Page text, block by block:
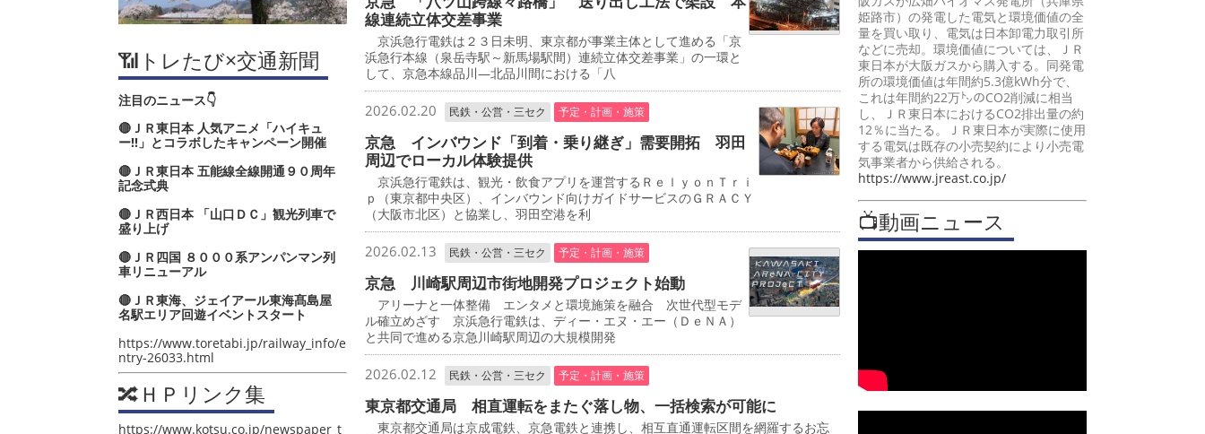
📶トレたび×交通新聞
注目のニュース👇
🔴ＪＲ東日本 人気アニメ「ハイキュ
ー‼」とコラボしたキャンペーン開催
🔴ＪＲ東日本 五能線全線開通９０周年
記念式典
🔴ＪＲ西日本 「山口ＤＣ」観光列車で
盛り上げ
🔴ＪＲ四国 ８０００系アンパンマン列
車リニューアル
🔴ＪＲ東海、ジェイアール東海髙島屋
名駅エリア回遊イベントスタート
https://www.toretabi.jp/railway_info/e
ntry-26033.html
🔀ＨＰリンク集
https://www.kotsu.co.jp/newspaper_t
線連続立体交差事業
京浜急行電鉄は２３日未明、東京都が事業主体として進める「京
浜急行本線（泉岳寺駅～新馬場駅間）連続立体交差事業」の一環と
して、京急本線品川―北品川間における「八
2026.02.20 民鉄・公営・三セク 予定・計画・施策
京急 インバウンド「到着・乗り継ぎ」需要開拓 羽田
周辺でローカル体験提供
京浜急行電鉄は、観光・飲食アプリを運営するＲｅｌｙｏｎＴｒｉ
ｐ（東京都中央区）、インバウンド向けガイドサービスのＧＲＡＣＹ
（大阪市北区）と協業し、羽田空港を利
2026.02.13 民鉄・公営・三セク 予定・計画・施策
京急 川崎駅周辺市街地開発プロジェクト始動
アリーナと一体整備 エンタメと環境施策を融合 次世代型モデ
ル確立めざす 京浜急行電鉄は、ディー・エヌ・エー（ＤｅＮＡ）
と共同で進める京急川崎駅周辺の大規模開発
2026.02.12 民鉄・公営・三セク 予定・計画・施策
東京都交通局 相直運転をまたぐ落し物、一括検索が可能に
東京都交通局は京成電鉄、京急電鉄と連携し、相互直通運転区間を網羅するお忘
姫路市）の発電した電気と環境価値の全
量を買い取り、電気は日本卸電力取引所
などに売却。環境価値については、ＪＲ
東日本が大阪ガスから購入する。同発電
所の環境価値は年間約5.3億kWh分で、
これは年間約22万㌧のCO2削減に相当
し、ＪＲ東日本におけるCO2排出量の約
12％に当たる。ＪＲ東日本が実際に使用
する電気は既存の小売契約により小売電
気事業者から供給される。
https://www.jreast.co.jp/
📺動画ニュース